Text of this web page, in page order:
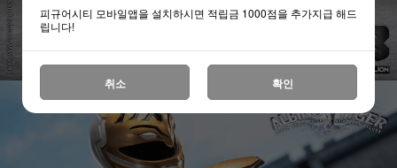
피규어시티 모바일앱을 설치하시면 적립금 1000점을 추가지급 해드
립니다!
취소 확인